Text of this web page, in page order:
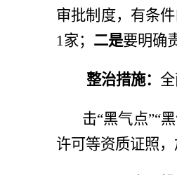
审批制度，有条
1家； 二是要明确
整治措施：
击“黑气点”“
许可等资质证照